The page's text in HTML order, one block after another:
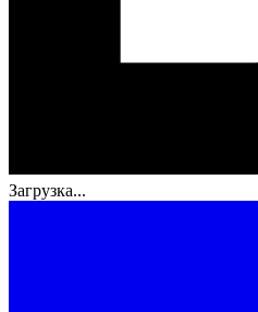
Загрузка...